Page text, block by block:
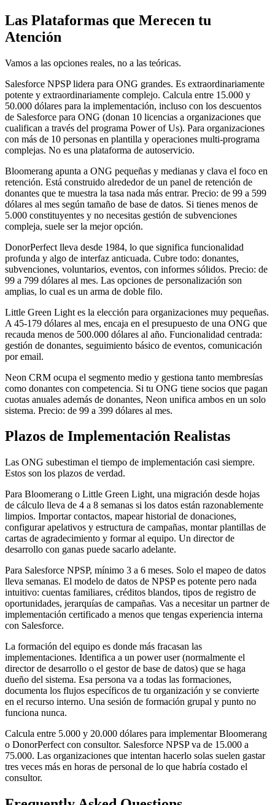
Las Plataformas que Merecen tu
Atención
Vamos a las opciones reales, no a las teóricas.
Salesforce NPSP lidera para ONG grandes. Es extraordinariamente
potente y extraordinariamente complejo. Calcula entre 15.000 y
50.000 dólares para la implementación, incluso con los descuentos
de Salesforce para ONG (donan 10 licencias a organizaciones que
cualifican a través del programa Power of Us). Para organizaciones
con más de 10 personas en plantilla y operaciones multi-programa
complejas. No es una plataforma de autoservicio.
Bloomerang apunta a ONG pequeñas y medianas y clava el foco en
retención. Está construido alrededor de un panel de retención de
donantes que te muestra la tasa nada más entrar. Precio: de 99 a 599
dólares al mes según tamaño de base de datos. Si tienes menos de
5.000 constituyentes y no necesitas gestión de subvenciones
compleja, suele ser la mejor opción.
DonorPerfect lleva desde 1984, lo que significa funcionalidad
profunda y algo de interfaz anticuada. Cubre todo: donantes,
subvenciones, voluntarios, eventos, con informes sólidos. Precio: de
99 a 799 dólares al mes. Las opciones de personalización son
amplias, lo cual es un arma de doble filo.
Little Green Light es la elección para organizaciones muy pequeñas.
A 45-179 dólares al mes, encaja en el presupuesto de una ONG que
recauda menos de 500.000 dólares al año. Funcionalidad centrada:
gestión de donantes, seguimiento básico de eventos, comunicación
por email.
Neon CRM ocupa el segmento medio y gestiona tanto membresías
como donantes con competencia. Si tu ONG tiene socios que pagan
cuotas anuales además de donantes, Neon unifica ambos en un solo
sistema. Precio: de 99 a 399 dólares al mes.
Plazos de Implementación Realistas
Las ONG subestiman el tiempo de implementación casi siempre.
Estos son los plazos de verdad.
Para Bloomerang o Little Green Light, una migración desde hojas
de cálculo lleva de 4 a 8 semanas si los datos están razonablemente
limpios. Importar contactos, mapear historial de donaciones,
configurar apelativos y estructura de campañas, montar plantillas de
cartas de agradecimiento y formar al equipo. Un director de
desarrollo con ganas puede sacarlo adelante.
Para Salesforce NPSP, mínimo 3 a 6 meses. Solo el mapeo de datos
lleva semanas. El modelo de datos de NPSP es potente pero nada
intuitivo: cuentas familiares, créditos blandos, tipos de registro de
oportunidades, jerarquías de campañas. Vas a necesitar un partner de
implementación certificado a menos que tengas experiencia interna
con Salesforce.
La formación del equipo es donde más fracasan las
implementaciones. Identifica a un power user (normalmente el
director de desarrollo o el gestor de base de datos) que se haga
dueño del sistema. Esa persona va a todas las formaciones,
documenta los flujos específicos de tu organización y se convierte
en el recurso interno. Una sesión de formación grupal y punto no
funciona nunca.
Calcula entre 5.000 y 20.000 dólares para implementar Bloomerang
o DonorPerfect con consultor. Salesforce NPSP va de 15.000 a
75.000. Las organizaciones que intentan hacerlo solas suelen gastar
tres veces más en horas de personal de lo que habría costado el
consultor.